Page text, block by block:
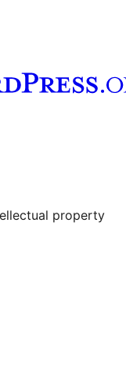
property